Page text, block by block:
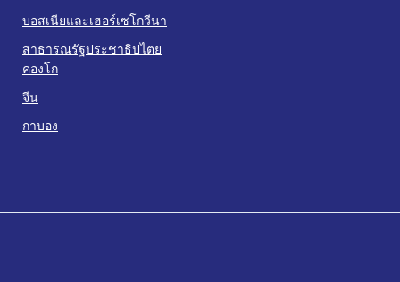
บอสเนียและเฮอร์เซโกวีนา
สาธารณรัฐประชาธิปไตย
คองโก
จีน
กาบอง